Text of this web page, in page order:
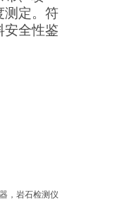
测定。符
安全性鉴
，岩石检测仪